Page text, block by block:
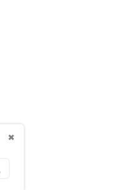
✖